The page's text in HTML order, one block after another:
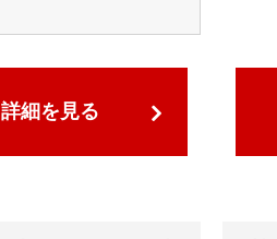
詳細を見る